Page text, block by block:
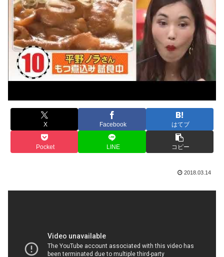
X Facebook はてブ
Pocket LINE コピー
2018.03.14